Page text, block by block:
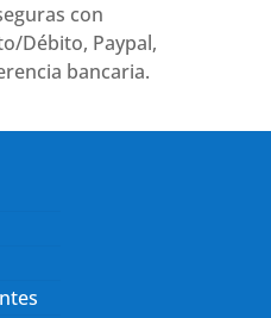
con
Débito, Paypal,
bancaria.